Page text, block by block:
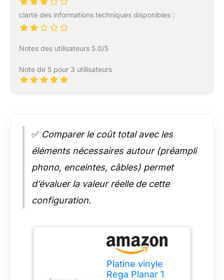
clarté des informations techniques disponibles :
Notes des utilisateurs 5.0/5
Note de 5 pour 3 utilisateurs
✅ Comparer le coût total avec les
éléments nécessaires autour (préampli
phono, enceintes, câbles) permet
d’évaluer la valeur réelle de cette
configuration.
Platine vinyle
Rega Planar 1